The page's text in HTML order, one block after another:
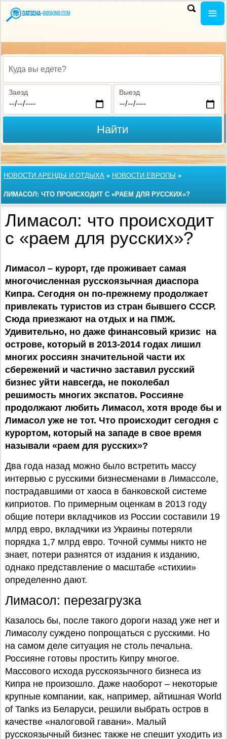
Куда вы едете?
Заезд Выезд
Найти
НОВОСТИ АРЕНДЫ И ОТДЫХА » НОВОСТИ ЕВРОПЫ »
ЛИМАСОЛ: ЧТО ПРОИСХОДИТ С «РАЕМ ДЛЯ РУССКИХ»?
Лимасол: что происходит
с «раем для русских»?
Лимасол – курорт, где проживает самая
многочисленная русскоязычная диаспора
Кипра. Сегодня он по-прежнему продолжает
привлекать туристов из стран бывшего СССР.
Сюда приезжают на отдых и на ПМЖ.
Удивительно, но даже финансовый кризис на
острове, который в 2013-2014 годах лишил
многих россиян значительной части их
сбережений и частично заставил русский
бизнес уйти навсегда, не поколебал
решимость многих экспатов. Россияне
продолжают любить Лимасол, хотя вроде бы и
Лимасол уже не тот. Что происходит сегодня с
курортом, который на западе в свое время
называли «раем для русских»?
Два года назад можно было встретить массу
интервью с русскими бизнесменами в Лимассоле,
пострадавшими от хаоса в банковской системе
киприотов. По примерным оценкам в 2013 году
общие потери вкладчиков из России составили 19
млрд евро, вкладчики из Украины потеряли
порядка 1,7 млрд евро. Точной суммы никто не
знает, потери разнятся от издания к изданию,
однако представление о масштабе «стихии»
определенно дают.
Лимасол: перезагрузка
Казалось бы, после такого дороги назад уже нет и
Лимасолу суждено попрощаться с русскими. Но
на самом деле ситуация не столь печальна.
Россияне готовы простить Кипру многое.
Массового исхода русскоязычного бизнеса из
Кипра не произошло. Даже наоборот – некоторые
крупные компании, как, например, айтишная World
of Tanks из Беларуси, решили выбрать остров в
качестве «налоговой гавани». Малый
русскоязычный бизнес также не спешит уходить из